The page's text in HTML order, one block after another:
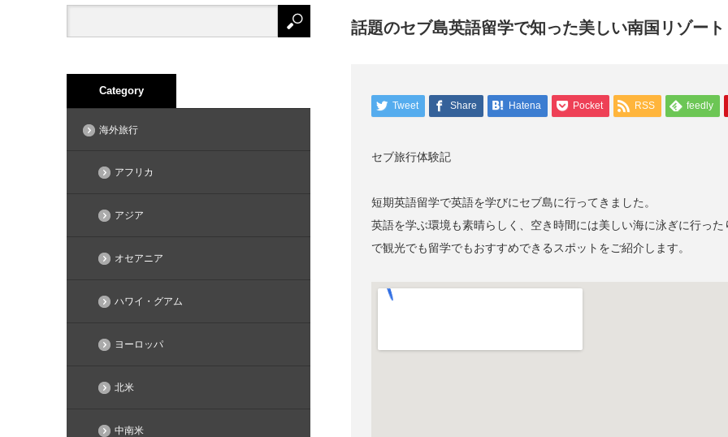
話題のセブ島英語留学で知った美しい南国リゾー
Tweet Share Hatena Pocket RSS feedly
セブ旅行体験記
短期英語留学で英語を学びにセブ島に行ってきました。
英語を学ぶ環境も素晴らしく、空き時間には美しい海に泳ぎに行っ
で観光でも留学でもおすすめできるスポットをご紹介します。
Category
海外旅行
アフリカ
アジア
オセアニア
ハワイ・グアム
ヨーロッパ
北米
中南米